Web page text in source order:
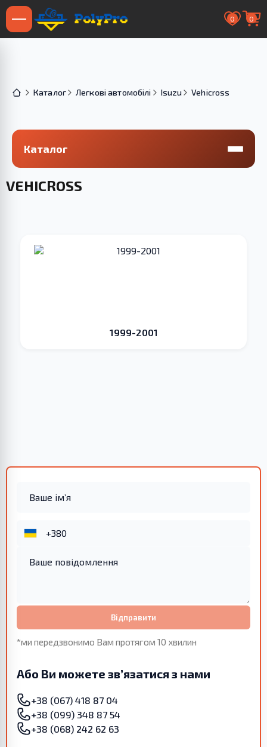
0 0
Каталог Легкові автомобілі Isuzu Vehicross
Каталог
VEHICROSS
1999-2001
Відправити
*ми передзвонимо Вам протягом 10 хвилин
Або Ви можете зв’язатися з нами
+38 (067) 418 87 04
+38 (099) 348 87 54
+38 (068) 242 62 63